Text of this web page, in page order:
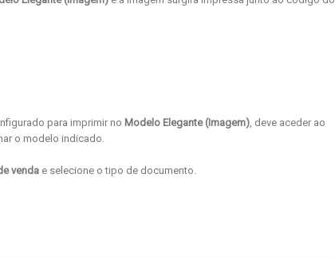
para imprimir no Modelo Elegante (Imagem), deve aceder ao
o modelo indicado.
venda e selecione o tipo de documento.